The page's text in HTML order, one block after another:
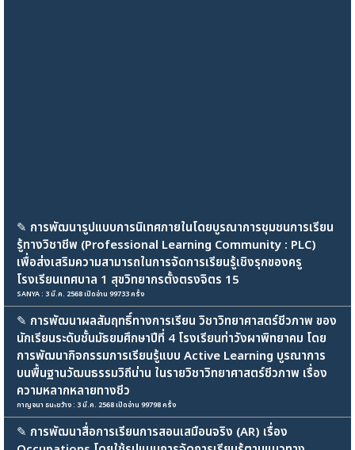
✎ การพัฒนารูปแบบการนิเทศภายในโดยบูรณาการชุมชนการเรียน
รู้ทางวิชาชีพ (Professional Learning Community : PLC)
เพื่อส่งเสริมความสามารถในการจัดการเรียนรู้เชิงรุกของครู
โรงเรียนเทศบาล 1 สุขวิทยากรตั้งตรงจิตร 15
SANYA : 3 มี.ค. 2568 เปิดอ่าน 99733 ครั้ง
✎ การพัฒนาผลสัมฤทธิ์ทางการเรียน วิชาวิทยาศาสตร์ชีวภาพ ของ
นักเรียนระดับชั้นมัธยมศึกษาปีที่ 4 โรงเรียนท่าวังผาพิทยาคม โดย
การพัฒนากิจกรรมการเรียนรู้แบบ Active Learning บูรณาการ
บนพื้นฐานวัฒนธรรมวิถีน่าน ในรายวิชาวิทยาศาสตร์ชีวภาพ เรื่อง
ความหลากหลายทางชีว
กาญจนา ธนะขว้าง : 3 มี.ค. 2568 เปิดอ่าน 99798 ครั้ง
✎ การพัฒนาสื่อการเรียนการสอนเสมือนจริง (AR) เรื่อง